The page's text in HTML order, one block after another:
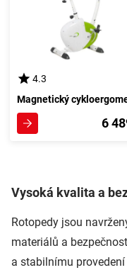
4.3
6
Vysoká kvalita a
Rotopedy jsou
materiálů a
a stabilnímu